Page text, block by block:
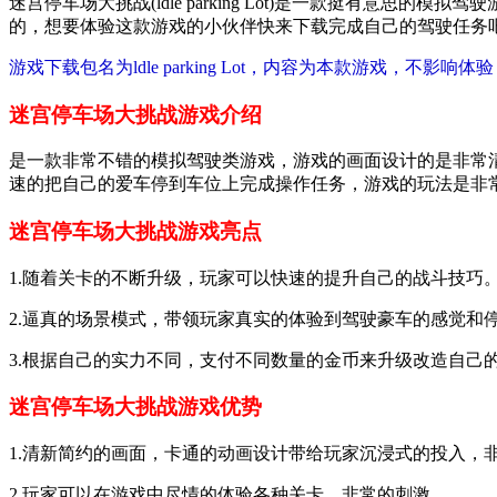
的，想要体验这款游戏的小伙伴快来下载完成自己的驾驶任务
游戏下载包名为ldle parking Lot，内容为本款游戏，不影响体
迷宫停车场大挑战游戏介绍
是一款非常不错的模拟驾驶类游戏，游戏的画面设计的是非
速的把自己的爱车停到车位上完成操作任务，游戏的玩法是
迷宫停车场大挑战游戏亮点
1.随着关卡的不断升级，玩家可以快速的提升自己的战斗技巧
2.逼真的场景模式，带领玩家真实的体验到驾驶豪车的感觉和
3.根据自己的实力不同，支付不同数量的金币来升级改造自己
迷宫停车场大挑战游戏优势
1.清新简约的画面，卡通的动画设计带给玩家沉浸式的投入，